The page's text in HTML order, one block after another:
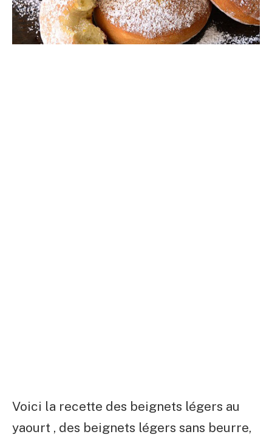
Voici la recette des beignets légers au
yaourt , des beignets légers sans beurre,